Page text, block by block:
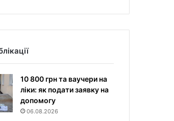
10 800 грн та ваучери на
ліки: як подати заявку на
допомогу
06.08.2026